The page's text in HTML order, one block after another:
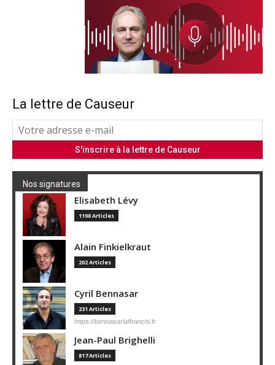
La lettre de Causeur
Nos signatures
Elisabeth Lévy
1190 Articles
Alain Finkielkraut
202 Articles
Cyril Bennasar
231 Articles
https://bennasarlaffranchi.fr
Jean-Paul Brighelli
817 Articles